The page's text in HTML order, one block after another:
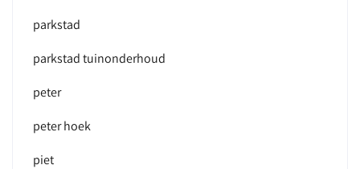
parkstad
parkstad tuinonderhoud
peter
peter hoek
piet